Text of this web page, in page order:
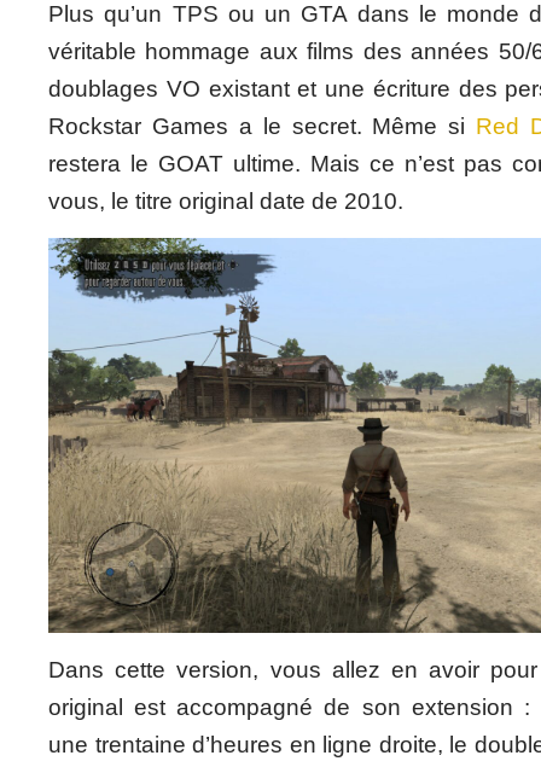
Plus qu’un TPS ou un GTA dans le monde
véritable hommage aux films des années 50/
doublages VO existant et une écriture des
Rockstar Games a le secret. Même si Red
restera le GOAT ultime. Mais ce n’est pas
vous, le titre original date de 2010.
Dans cette version, vous allez en avoir
original est accompagné de son extension :
une trentaine d’heures en ligne droite, le